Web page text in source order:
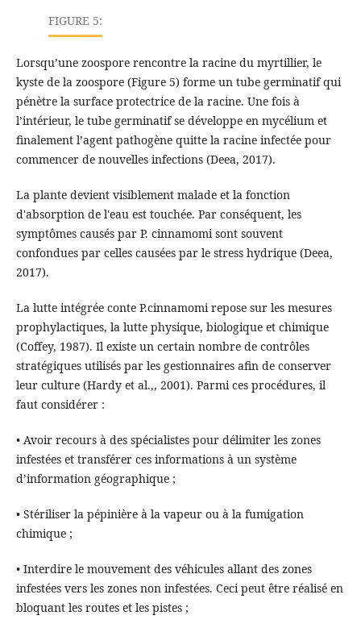
FIGURE 5:
Lorsqu’une zoospore rencontre la racine du myrtillier, le
kyste de la zoospore (Figure 5) forme un tube germinatif qui
pénètre la surface protectrice de la racine. Une fois à
l’intérieur, le tube germinatif se développe en mycélium et
finalement l’agent pathogène quitte la racine infectée pour
commencer de nouvelles infections (Deea, 2017).
La plante devient visiblement malade et la fonction
d'absorption de l'eau est touchée. Par conséquent, les
symptômes causés par P. cinnamomi sont souvent
confondues par celles causées par le stress hydrique (Deea,
2017).
La lutte intégrée conte P.cinnamomi repose sur les mesures
prophylactiques, la lutte physique, biologique et chimique
(Coffey, 1987). Il existe un certain nombre de contrôles
stratégiques utilisés par les gestionnaires afin de conserver
leur culture (Hardy et al.,, 2001). Parmi ces procédures, il
faut considérer :
• Avoir recours à des spécialistes pour délimiter les zones
infestées et transférer ces informations à un système
d’information géographique ;
• Stériliser la pépinière à la vapeur ou à la fumigation
chimique ;
• Interdire le mouvement des véhicules allant des zones
infestées vers les zones non infestées. Ceci peut être réalisé en
bloquant les routes et les pistes ;